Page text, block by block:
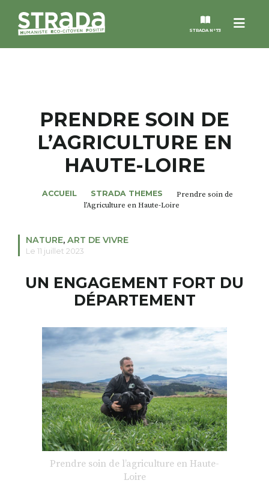
Menu
STRADA N°73
MAGAZINES
NOS THÈMES
ROSÉE DE MAI
S'INSCRIRE À LA NEWSLETTER
FACEBOOK LINKEDINYOUTUBE
PRENDRE SOIN DE
L’AGRICULTURE EN
HAUTE-LOIRE
ACCUEIL STRADA THEMES
Prendre soin de
l’Agriculture en Haute-Loire
NATURE, ART DE VIVRE
Le 11 juillet 2023
UN ENGAGEMENT FORT DU
DÉPARTEMENT
Prendre soin de l’agriculture en Haute-
Loire